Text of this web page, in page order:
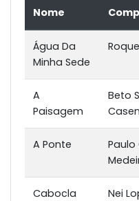
Nome
Água Da
Minha Sede
A
Paisagem
Beto
A Ponte
Paulo
Cabocla
Nei